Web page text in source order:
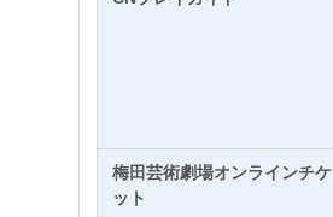
梅田芸術劇場オンラインチケ
ット